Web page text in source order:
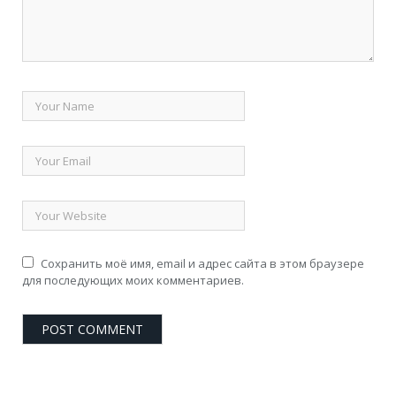
Сохранить моё имя, email и адрес сайта в этом браузере
для последующих моих комментариев.